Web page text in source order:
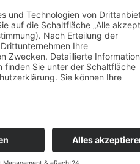
von nicht-
und bei
Gallenabflusses